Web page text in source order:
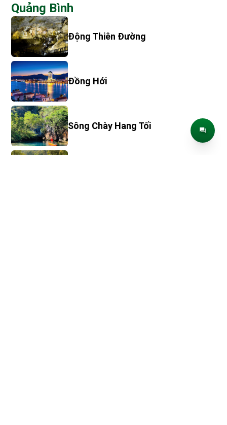
Quảng Bình
Động Thiên Đường
Đồng Hới
Sông Chày Hang Tối